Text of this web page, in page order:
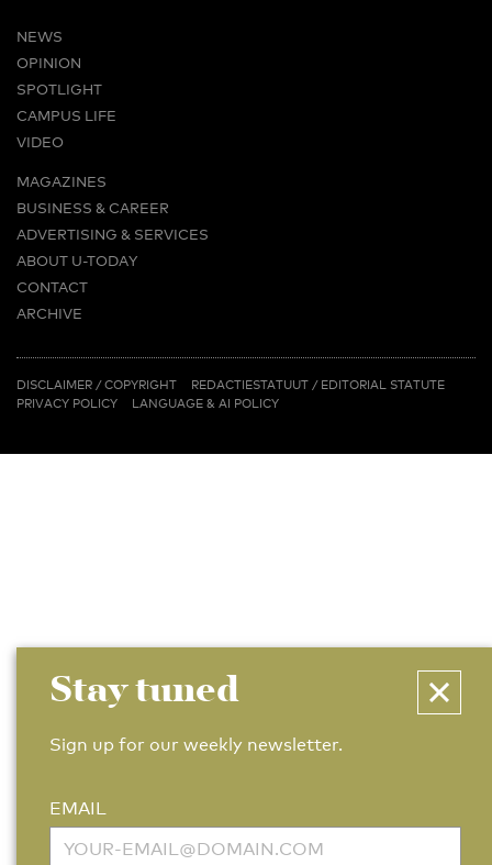
NEWS
OPINION
SPOTLIGHT
CAMPUS LIFE
VIDEO
MAGAZINES
BUSINESS & CAREER
ADVERTISING & SERVICES
ABOUT U-TODAY
CONTACT
ARCHIVE
LINKS
DISCLAIMER / COPYRIGHT REDACTIESTATUUT (PDF)
/ EDITORIAL STATUTE(PDF)
PRIVACY POLICY
LANGUAGE & AI POLICY
Stay tuned
Sign up for our weekly newsletter.
EMAIL